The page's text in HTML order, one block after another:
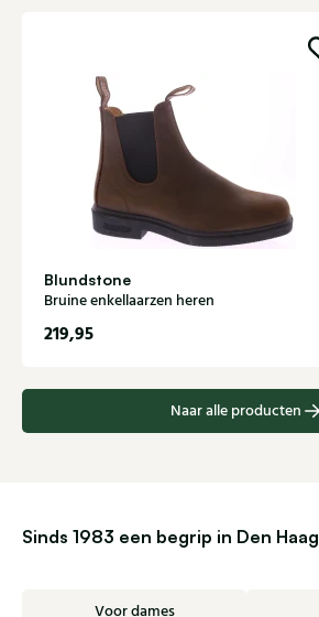
Blundstone
Bruine enkellaarzen heren
219,95
Naar alle producten
Sinds 1983 een begrip in Den Haag
Voor dames